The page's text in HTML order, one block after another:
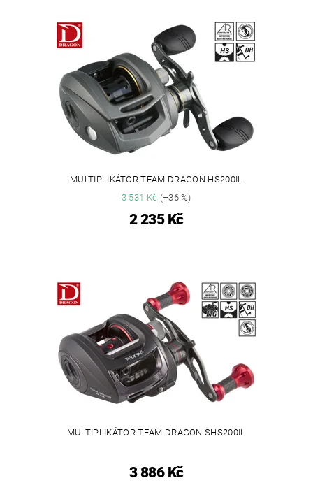
MULTIPLIKÁTOR TEAM DRAGON HS200IL
3 531 Kč(–36 %)
2 235 Kč
MULTIPLIKÁTOR TEAM DRAGON SHS200IL
3 886 Kč